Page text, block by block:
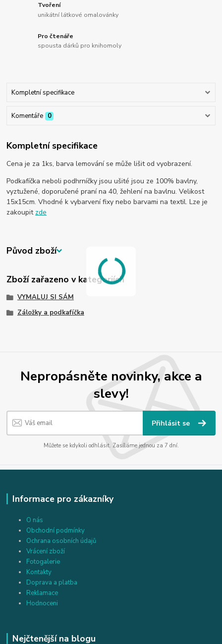
Tvoření
unikátní látkové omalovánky
Pro čtenáře
spousta dárků pro knihomoly
Kompletní specifikace
Komentáře 0
Kompletní specifikace
Cena je za 1ks, barva lemování se může lišit od vyobrazení.
Podkafíčka neboli podhrníčky jsou ušité jsou ze 100% bavlny,
vyztužené, doporučené praní na 40, žehlení na bavlnu. Velikost
15x15cm. Vhodné k vybarvení fixy nebo barvami na textil. Lze je
zakoupit zde
Původ zboží
Zboží zařazeno v kategoriích
VYMALUJ SI SÁM
Záložky a podkafíčka
Nepropásněte novinky, akce a
slevy!
Přihlásit se
Můžete se kdykoli odhlásit. Zasíláme jednou za 7 dní.
Informace pro zákazníky
O nás
Obchodní podmínky
Ochrana osobních údajů
Vrácení zboží
Fotogalerie
Kontakty
Doprava a platba
Reklamace
Hodnoceni
Nejčtenější na blogu